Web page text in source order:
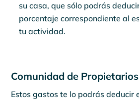
su casa, que sólo podrás
porcentaje correspondiente al
tu actividad.
Comunidad de Propietarios
Estos gastos te lo podrás deducir